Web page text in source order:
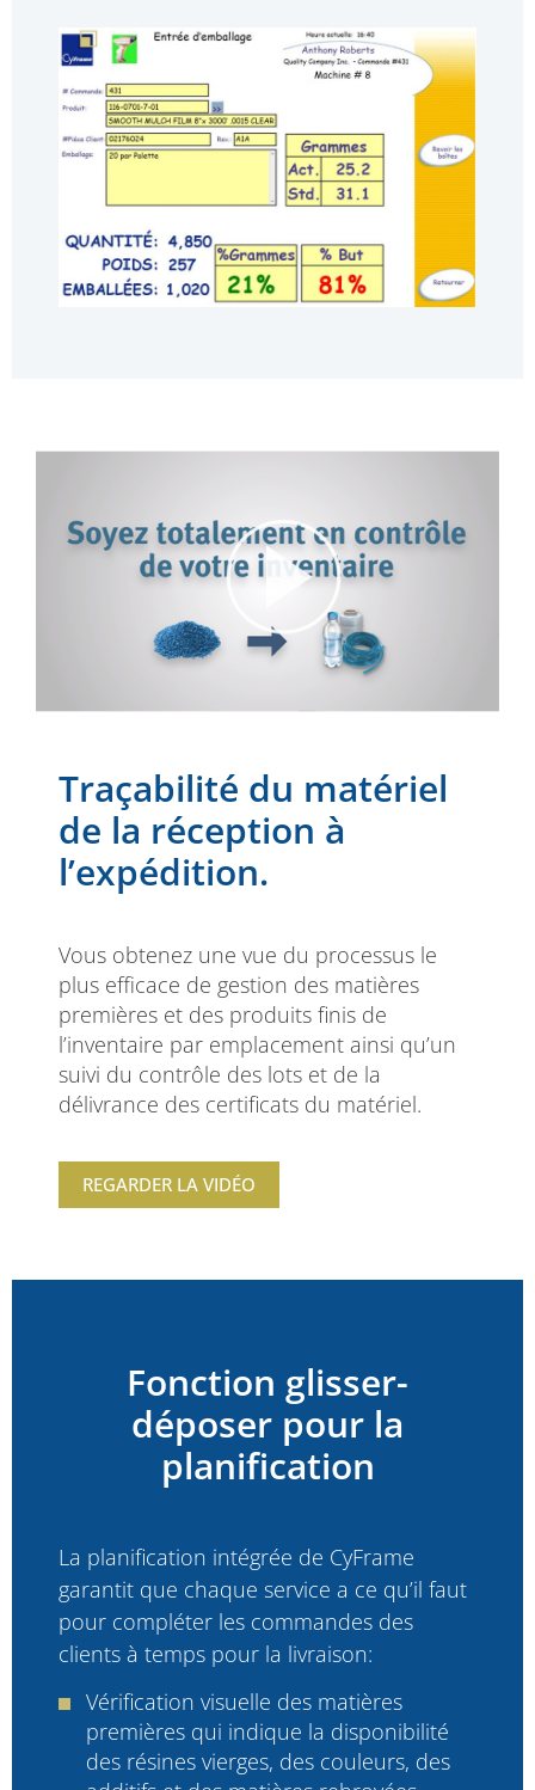
Traçabilité du matériel
de la réception à
l’expédition.
Vous obtenez une vue du processus le
plus efficace de gestion des matières
premières et des produits finis de
l’inventaire par emplacement ainsi qu’un
suivi du contrôle des lots et de la
délivrance des certificats du matériel.
REGARDER LA VIDÉO
Fonction glisser-
déposer pour la
planification
La planification intégrée de CyFrame
garantit que chaque service a ce qu’il faut
pour compléter les commandes des
clients à temps pour la livraison:
Vérification visuelle des matières
premières qui indique la disponibilité
des résines vierges, des couleurs, des